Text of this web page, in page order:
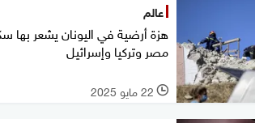
عالم
هزة أرضية في اليونان يشعر بها
مصر وتركيا وإسرائيل
l 22 مايو 2025